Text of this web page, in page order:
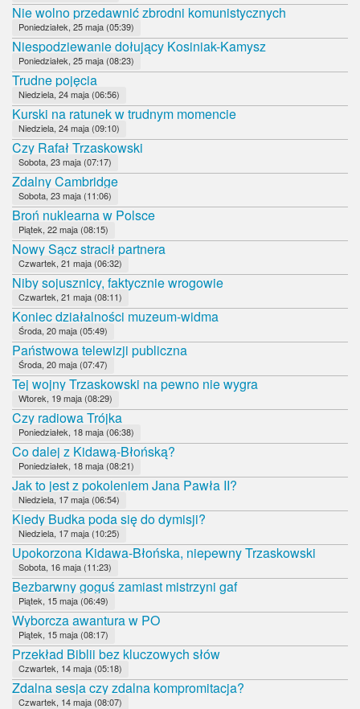
Nie wolno przedawnić zbrodni komunistycznych
Poniedziałek, 25 maja (05:39)
Niespodziewanie dołujący Kosiniak-Kamysz
Poniedziałek, 25 maja (08:23)
Trudne pojęcia
Niedziela, 24 maja (06:56)
Kurski na ratunek w trudnym momencie
Niedziela, 24 maja (09:10)
Czy Rafał Trzaskowski
Sobota, 23 maja (07:17)
Zdalny Cambridge
Sobota, 23 maja (11:06)
Broń nuklearna w Polsce
Piątek, 22 maja (08:15)
Nowy Sącz stracił partnera
Czwartek, 21 maja (06:32)
Niby sojusznicy, faktycznie wrogowie
Czwartek, 21 maja (08:11)
Koniec działalności muzeum-widma
Środa, 20 maja (05:49)
Państwowa telewizji publiczna
Środa, 20 maja (07:47)
Tej wojny Trzaskowski na pewno nie wygra
Wtorek, 19 maja (08:29)
Czy radiowa Trójka
Poniedziałek, 18 maja (06:38)
Co dalej z Kidawą-Błońską?
Poniedziałek, 18 maja (08:21)
Jak to jest z pokoleniem Jana Pawła II?
Niedziela, 17 maja (06:54)
Kiedy Budka poda się do dymisji?
Niedziela, 17 maja (10:25)
Upokorzona Kidawa-Błońska, niepewny Trzaskowski
Sobota, 16 maja (11:23)
Bezbarwny goguś zamiast mistrzyni gaf
Piątek, 15 maja (06:49)
Wyborcza awantura w PO
Piątek, 15 maja (08:17)
Przekład Biblii bez kluczowych słów
Czwartek, 14 maja (05:18)
Zdalna sesja czy zdalna kompromitacja?
Czwartek, 14 maja (08:07)